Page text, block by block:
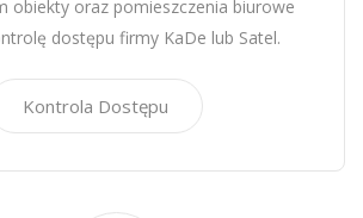
obiekty oraz pomieszczenia biurowe
dostępu firmy KaDe lub Satel.
Kontrola Dostępu